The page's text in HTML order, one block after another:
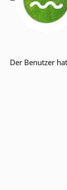
Der Benutzer